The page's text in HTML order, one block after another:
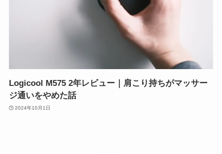
Logicool M575 2年レビュー｜肩こり持ちがマッサー
ジ通いをやめた話
2024年10月1日